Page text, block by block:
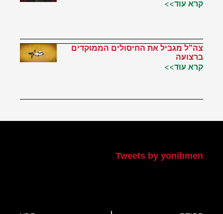
קרא עוד>>
צה"ל מגביל את החיסולים הממוקדים
ברצועה
קרא עוד>>
Tweets by yonibmen